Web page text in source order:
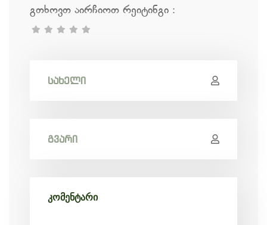
გთხოვთ აირჩიოთ რეიტინგი :